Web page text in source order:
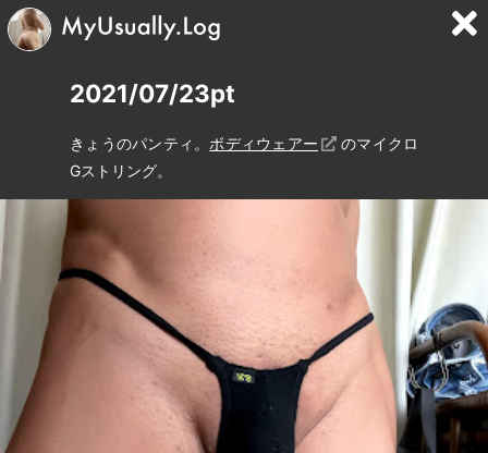
2021/07/23pt
きょうのパンティ。 ボディウェアー
のマイクロ
Gストリング。